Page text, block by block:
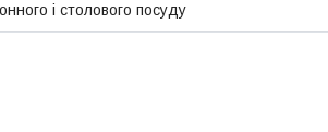
і столового посуду